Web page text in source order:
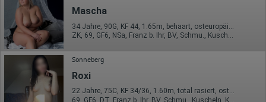
Ort der Verarbeitung:
Europäische Union & USA
Hotjar
Wir nutzen Hotjar als Webanalysedient. Es wird verwendet, um
Daten über das Benutzerverhalten zu sammeln. Hotjar kann
auch im Rahmen von Umfragen und Feedbackfunktionen, die
auf unserer Website eingebunden sind, von Ihnen bereitgestellte
Informationen verarbeiten.
Mascha
34 Jahre, 90G, KF 44, 1.65m, behaart, osteuropäisch
ZK, 69, GF6, NSa, Franz b. Ihr, BV, Schmu., Kuscheln
Sonneberg
Roxi
22 Jahre, 75C, KF 34/36, 1.60m, total rasiert, osteuropäisch